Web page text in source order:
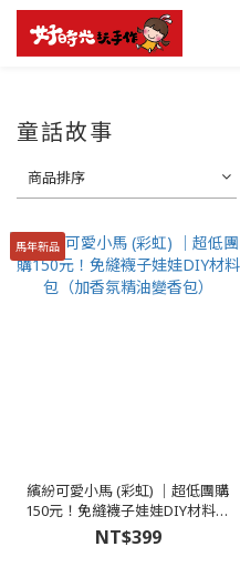
童話故事
商品排序
馬年新品
繽紛可愛小馬 (彩虹) │超低團購
150元！免縫襪子娃娃DIY材料包
（加香氛精油變香包）
NT$399